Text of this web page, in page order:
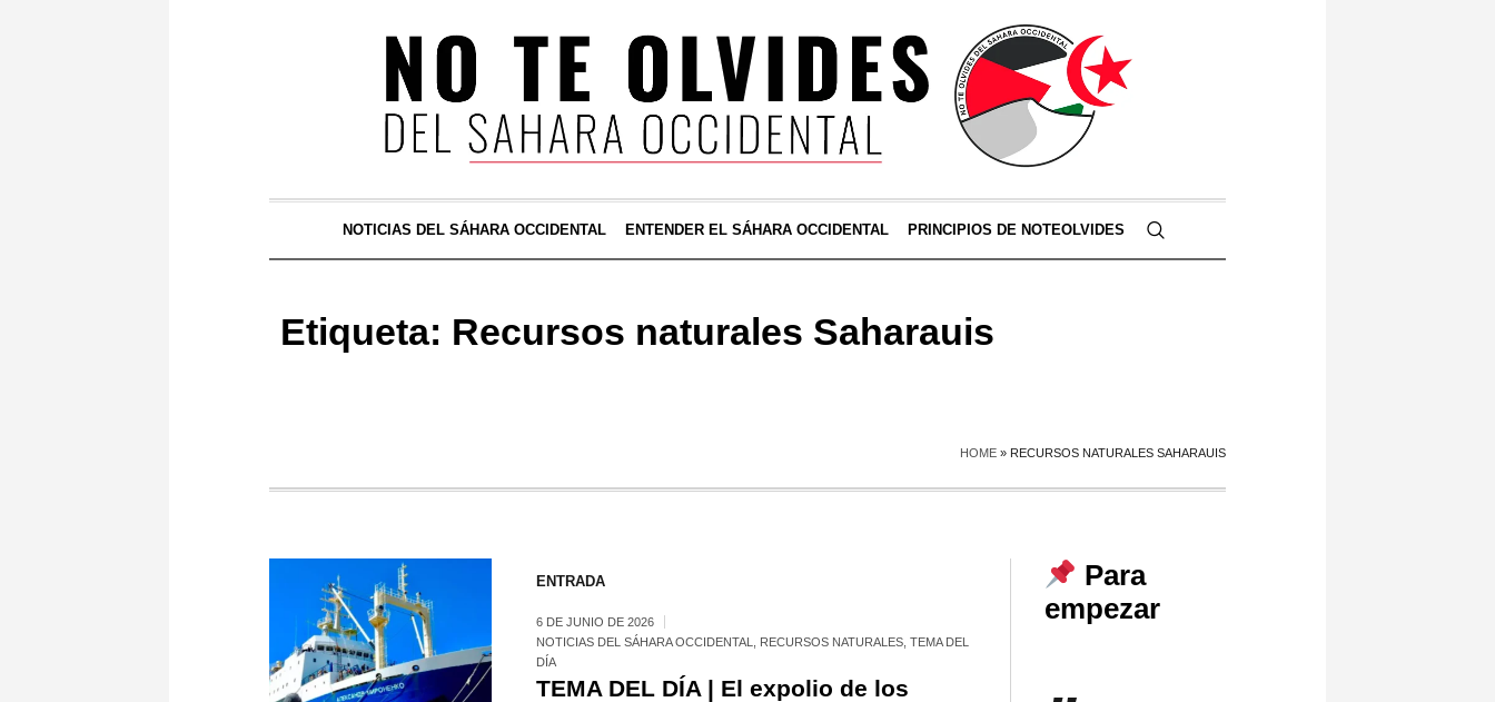
NOTICIAS DEL SÁHARA OCCIDENTAL ENTENDER EL SÁHARA OCCIDENTAL PRINCIPIOS DE NOTEOLVIDES
Etiqueta: Recursos naturales Saharauis
HOME » RECURSOS NATURALES SAHARAUIS
ENTRADA
6 DE JUNIO DE 2026
NOTICIAS DEL SÁHARA OCCIDENTAL
RECURSOS NATURALES, TEMA DEL
DÍA
TEMA DEL DÍA | El expolio de los
Para
empezar